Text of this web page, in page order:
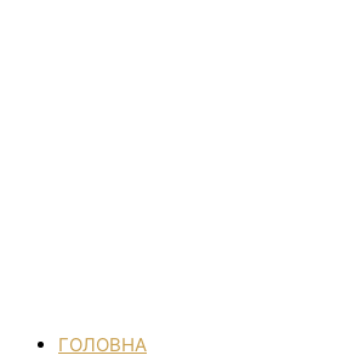
ГОЛОВНА